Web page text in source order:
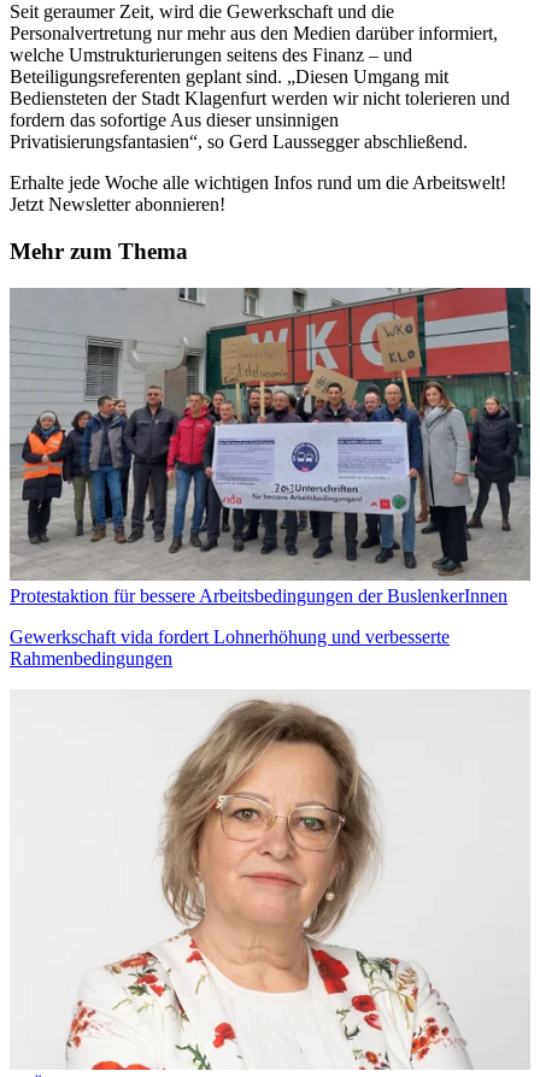
Seit geraumer Zeit, wird die Gewerkschaft und die
Personalvertretung nur mehr aus den Medien darüber informiert,
welche Umstrukturierungen seitens des Finanz – und
Beteiligungsreferenten geplant sind. „Diesen Umgang mit
Bediensteten der Stadt Klagenfurt werden wir nicht tolerieren und
fordern das sofortige Aus dieser unsinnigen
Privatisierungsfantasien“, so Gerd Laussegger abschließend.
Erhalte jede Woche alle wichtigen Infos rund um die Arbeitswelt!
Jetzt Newsletter abonnieren!
Mehr zum Thema
Protestaktion für bessere Arbeitsbedingungen der BuslenkerInnen
Gewerkschaft vida fordert Lohnerhöhung und verbesserte
Rahmenbedingungen